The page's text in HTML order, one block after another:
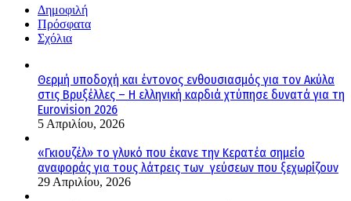
Δημοφιλή
Πρόσφατα
Σχόλια
Θερμή υποδοχή και έντονος ενθουσιασμός για τον Ακύλα
στις Βρυξέλλες – Η ελληνική καρδιά χτύπησε δυνατά για τη
Eurovision 2026
5 Απριλίου, 2026
«Γκιουζέλ» το γλυκό που έκανε την Κερατέα σημείο
αναφοράς για τους λάτρεις των γεύσεων που ξεχωρίζουν
29 Απριλίου, 2026